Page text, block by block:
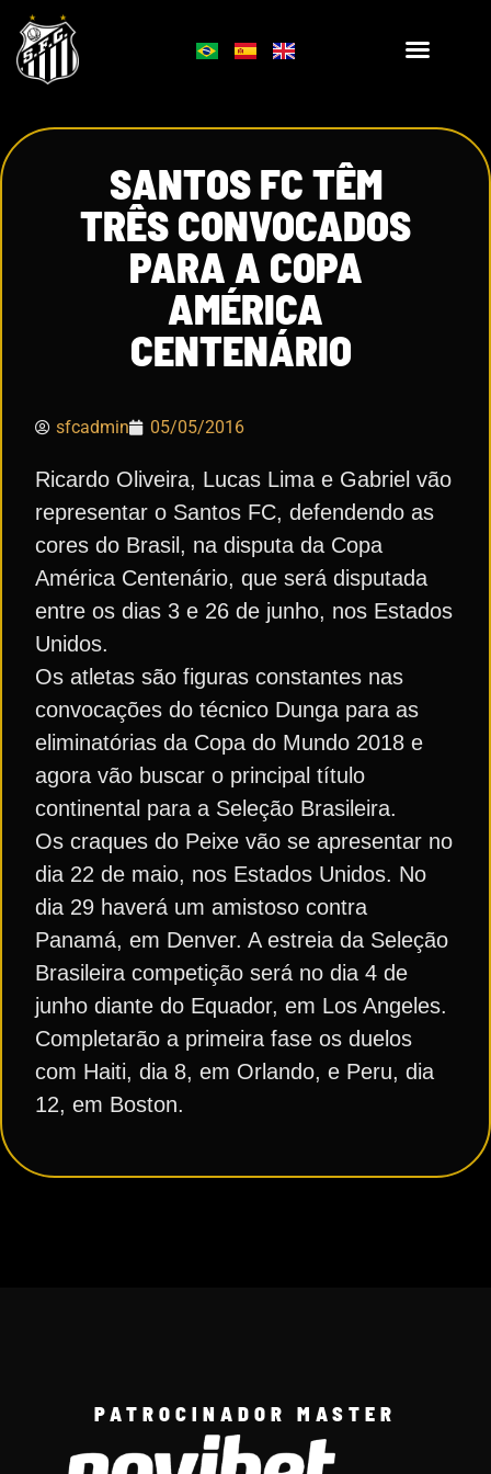
SANTOS FC TÊM
TRÊS CONVOCADOS
PARA A COPA
AMÉRICA
CENTENÁRIO
sfcadmin 05/05/2016
Ricardo Oliveira, Lucas Lima e Gabriel vão
representar o Santos FC, defendendo as
cores do Brasil, na disputa da Copa
América Centenário, que será disputada
entre os dias 3 e 26 de junho, nos Estados
Unidos.
Os atletas são figuras constantes nas
convocações do técnico Dunga para as
eliminatórias da Copa do Mundo 2018 e
agora vão buscar o principal título
continental para a Seleção Brasileira.
Os craques do Peixe vão se apresentar no
dia 22 de maio, nos Estados Unidos. No
dia 29 haverá um amistoso contra
Panamá, em Denver. A estreia da Seleção
Brasileira competição será no dia 4 de
junho diante do Equador, em Los Angeles.
Completarão a primeira fase os duelos
com Haiti, dia 8, em Orlando, e Peru, dia
12, em Boston.
PATROCINADOR MASTER